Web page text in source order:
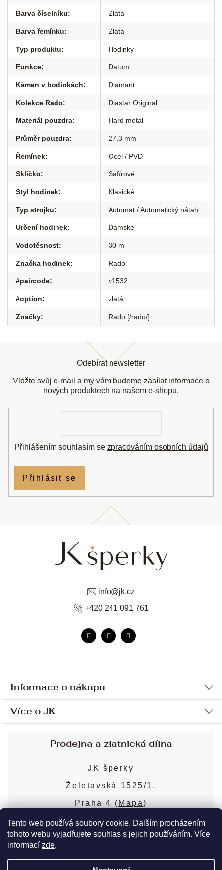
Tento web používá soubory cookie. Dalším procházením
tohoto webu vyjadřujete souhlas s jejich používáním. Více
informací zde.
Barva číselníku: Zlatá
Barva řemínku: Zlatá
Typ produktu: Hodinky
Funkce: Datum
Kámen v hodinkách: Diamant
Kolekce Rado: Diastar Original
Materiál pouzdra: Hard metal
Průměr pouzdra: 27,3 mm
Řemínek: Ocel / PVD
Sklíčko: Safírové
Styl hodinek: Klasické
Typ strojku: Automat / Automatický nátah
Určení hodinek: Dámské
Vodotěsnost: 30 m
Značka hodinek: Rado
#paircode: v1532
#option: zlatá
Značky: Rado [/rado/]
Informace o nákupu
Ochrana osobních údajů
Sjednání osobní schůzky
Obchodní podmínky
Puncovní značky
Více o JK
Blog
Nejčastější dotazy
info@jk.cz
+420 241 091 761
Odebírat newsletter
Vložte svůj e-mail a my vám budeme zasílat informace o
nových produktech na našem e-shopu.
Přihlášením souhlasím se zpracováním osobních údajů
.
Přihlásit se
Prodejna a zlatnická dílna
JK šperky
Želetavská 1525/1,
Praha 4 ( Mapa)
Více o prodejně
Copyright 2026JK šperky. Všechna práva